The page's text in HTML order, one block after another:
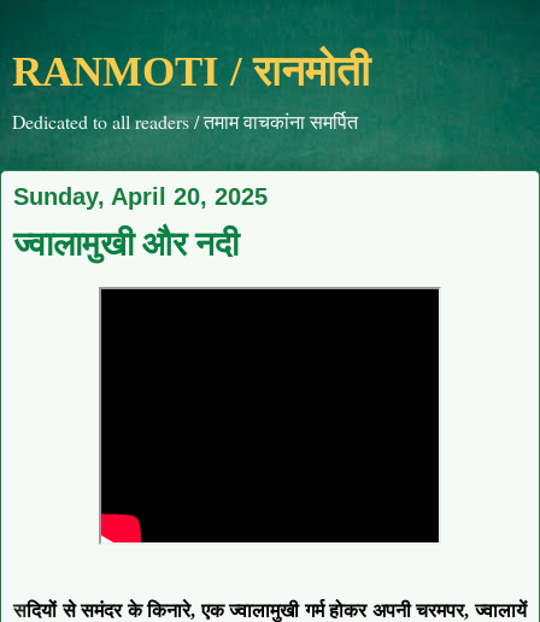
RANMOTI / रानमोती
Dedicated to all readers / तमाम वाचकांना समर्पित
Sunday, April 20, 2025
ज्वालामुखी और नदी
सदियों से समंदर के किनारे, एक ज्वालामुखी गर्म होकर अपनी चरमपर, ज्वालायें